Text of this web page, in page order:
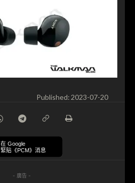
Published: 2023-07-20
在 Google
緊貼《PCM》消息
- 廣告 -